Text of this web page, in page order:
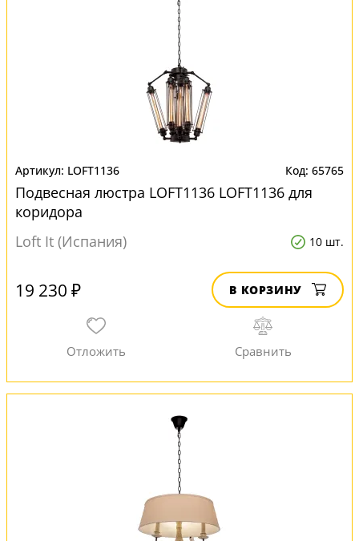
LOFT1136 65765
Подвесная люстра LOFT1136 LOFT1136 для
коридора
Loft It (Испания)
10 шт.
19 230 ₽ В КОРЗИНУ